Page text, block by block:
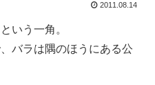
2011.08.14
いう一角。
バラは隅のほうにある公